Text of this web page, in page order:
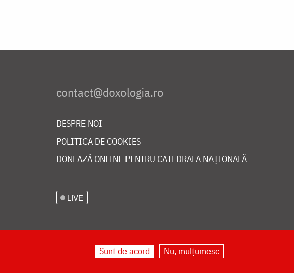
DESPRE NOI
POLITICA DE COOKIES
DONEAZĂ ONLINE PENTRU CATEDRALA NAȚIONALĂ
LIVE
Sunt de acord Nu, mulțumesc